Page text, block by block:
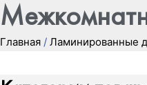
Главная / Ламинированные